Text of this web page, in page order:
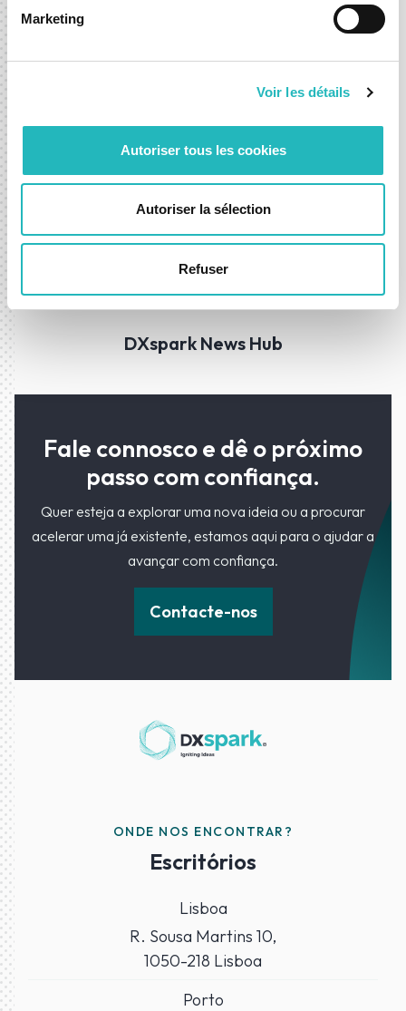
Marketing
Voir les détails
Autoriser tous les cookies
Autoriser la sélection
Refuser
Factory, unidade de R&D focada em AI e Data
01 ago. 2025
Desenvolvimento
DXspark News Hub
Fale connosco e dê o próximo
passo com confiança.
Quer esteja a explorar uma nova ideia ou a procurar
acelerar uma já existente, estamos aqui para o ajudar a
avançar com confiança.
Contacte-nos
ONDE NOS ENCONTRAR?
Escritórios
Lisboa
R. Sousa Martins 10,
1050-218 Lisboa
Porto